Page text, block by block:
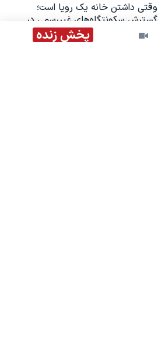
پخش زنده
وقتی داشتن خانه یک رویا است؛
گسترش سکونتگاه‌های غیررسمی در
ایران